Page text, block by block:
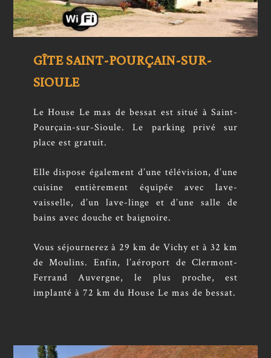
GÎTE SAINT-POURÇAIN-SUR-
SIOULE
Le House Le mas de bessat est situé à Saint-
Pourçain-sur-Sioule. Le parking privé sur
place est gratuit.
Elle dispose également d’une télévision, d’une
cuisine entièrement équipée avec lave-
vaisselle, d’un lave-linge et d’une salle de
bains avec douche et baignoire.
Vous séjournerez à 29 km de Vichy et à 32 km
de Moulins. Enfin, l’aéroport de Clermont-
Ferrand Auvergne, le plus proche, est
implanté à 72 km du House Le mas de bessat.